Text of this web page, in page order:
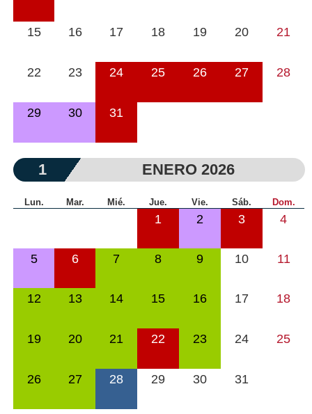
15 16 17 18 19 20 21
22 23 24 25 26 27 28
29 30 31
1 ENERO 2026
Lun. Mar. Mié. Jue. Vie. Sáb. Dom.
1 2 3 4
5 6 7 8 9 10 11
12 13 14 15 16 17 18
19 20 21 22 23 24 25
26 27 28 29 30 31